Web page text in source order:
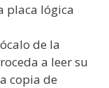
placa lógica
de la
a leer su
copia de